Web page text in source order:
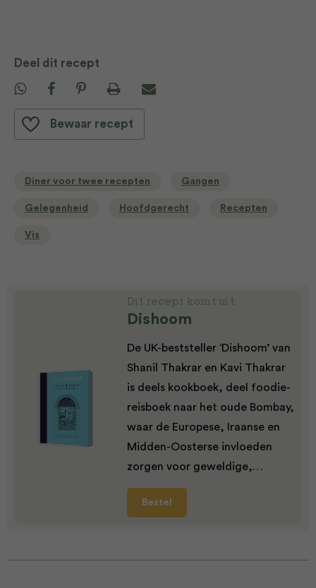
Deel dit recept
Bewaar recept
Diner voor twee recepten Gangen
Gelegenheid Hoofdgerecht Recepten
Vis
Dit recept komt uit:
Dishoom
De UK-beststeller ‘Dishoom’ van
Shanil Thakrar en Kavi Thakrar
is deels kookboek, deel foodie-
reisboek naar het oude Bombay,
waar de Europese, Iraanse en
Midden-Oosterse invloeden
zorgen voor geweldige,…
Bestel